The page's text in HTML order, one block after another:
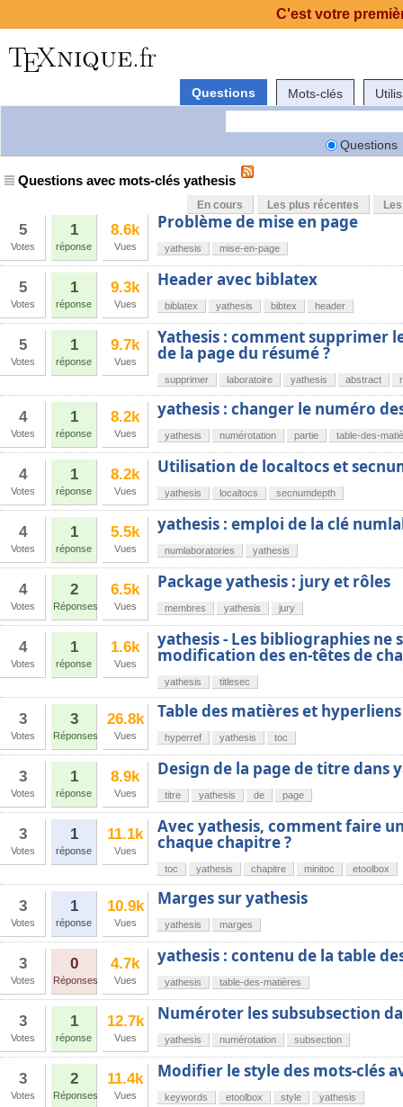
Questions Mots-clés
Questions
Questions avec mots-clés yathesis
En cours Les plus récentes
5
Votes
1
réponse
8.6k
Vues
Problème de mise en page
yathesis mise-en-page
5
Votes
1
réponse
9.3k
Vues
Header avec biblatex
biblatex yathesis bibtex header
5
Votes
1
réponse
9.7k
Vues
Yathesis : comment supprimer
de la page du résumé ?
supprimer laboratoire yathesis abstract
4
Votes
1
réponse
8.2k
Vues
yathesis : changer le numéro
yathesis numérotation partie table-des-
4
Votes
1
réponse
8.2k
Vues
Utilisation de localtocs et
yathesis localtocs secnumdepth
4
Votes
1
réponse
5.5k
Vues
yathesis : emploi de la clé
numlaboratories yathesis
4
Votes
2
Réponses
6.5k
Vues
Package yathesis : jury et rôles
membres yathesis jury
4
Votes
1
réponse
1.6k
Vues
yathesis - Les bibliographies ne
modification des en-têtes de
yathesis titlesec
3
Votes
3
Réponses
26.8k
Vues
Table des matières et
hyperref yathesis toc
3
Votes
1
réponse
8.9k
Vues
Design de la page de titre dans
titre yathesis de page
3
Votes
1
réponse
11.1k
Vues
Avec yathesis, comment faire
chaque chapitre ?
toc yathesis chapitre minitoc etoolbox
3
Votes
1
réponse
10.9k
Vues
Marges sur yathesis
yathesis marges
3
Votes
0
Réponses
4.7k
Vues
yathesis : contenu de la table
yathesis table-des-matières
3
Votes
1
réponse
12.7k
Vues
Numéroter les subsubsection
yathesis numérotation subsection
3
Votes
2
Réponses
11.4k
Vues
Modifier le style des mots-clés
keywords etoolbox style yathesis
C'est votre